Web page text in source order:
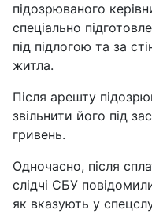
підозрюваного
спеціально
під підлогою та за
житла.
Після арешту
звільнити його під
гривень.
Одночасно, після
слідчі СБУ
як вказують у